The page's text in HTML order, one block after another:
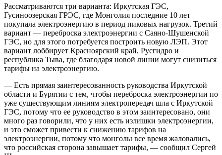
Рассматриваются три варианта: Иркутская ГЭС,
Гусиноозерская ГРЭС, где Монголия последние 10 лет
покупала электроэнергию в период пиковых нагрузок. Третий
вариант — переброска электроэнергии с Саяно-Шушенской
ГЭС, но для этого потребуется построить новую ЛЭП. Этот
вариант лоббирует Красноярский край, Русгидро и
республика Тыва, где благодаря новой линии могут снизиться
тарифы на электроэнергию.
— Есть прямая заинтересованность руководства Иркутской
области и Бурятии с тем, чтобы переброска электроэнергии по
уже существующим линиям электропередач шла с Иркутской
ГЭС, потому что ее руководство в этом заинтересовано, они
много раз говорили, что у них есть излишки электроэнергии,
и это сможет привести к снижению тарифов на
электроэнергии, потому что монголы все время жаловались,
что российская сторона завышает тарифы, — сообщил Сергей